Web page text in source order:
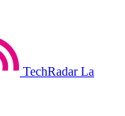
TechRadar La